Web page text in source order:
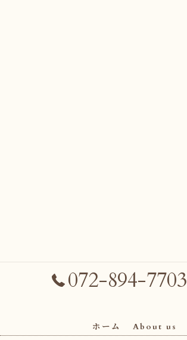
072-894-7703
ホーム About us